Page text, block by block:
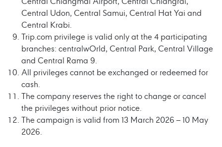
Central Udon, Central Samui, Central Hat Yai and
Central Krabi.
Trip.com privilege is valid only at the 4 participating
branches: centralwOrld, Central Park, Central Village
and Central Rama 9.
All privileges cannot be exchanged or redeemed for
cash.
The company reserves the right to change or cancel
the privileges without prior notice.
The campaign is valid from 13 March 2026 – 10 May
2026.